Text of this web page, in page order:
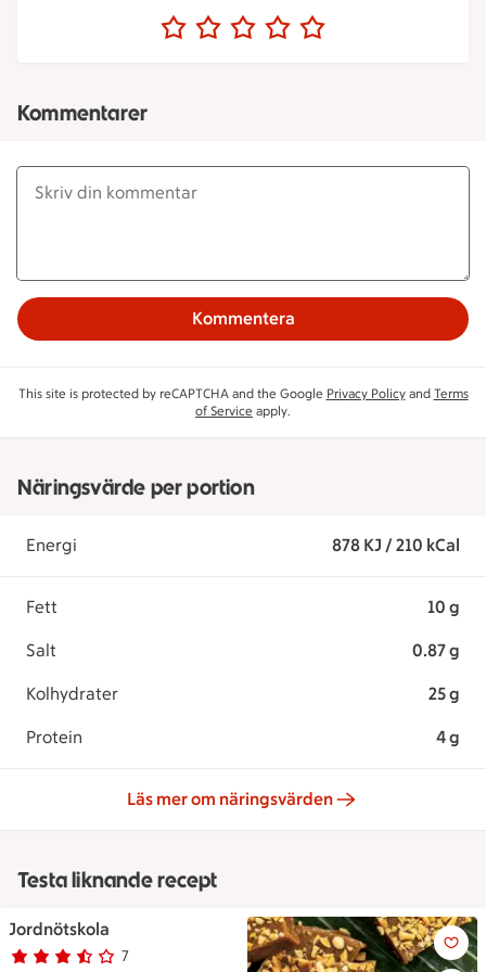
Kommentarer
Kommentera
This site is protected by reCAPTCHA and the Google Privacy Policyand Terms
of Service apply.
Näringsvärde per portion
Energi 878 KJ / 210 kCal
Fett 10 g
Salt 0.87 g
Kolhydrater 25 g
Protein 4 g
Läs mer om näringsvärden
Testa liknande recept
Jordnötskola
Betyg 3.6 av 5. 7
7 personer har röstat
Jordnötskola